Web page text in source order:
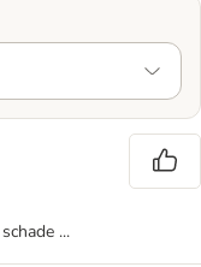
...